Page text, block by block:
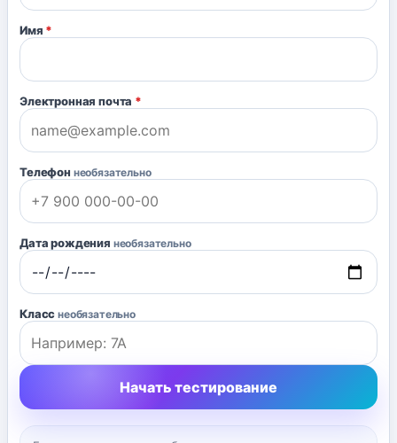
Имя *
Электронная почта *
Телефон необязательно
Дата рождения необязательно
Класснеобязательно
Начать тестирование